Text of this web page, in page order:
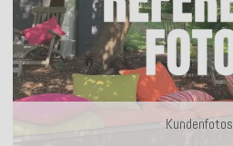
Kundenfotos